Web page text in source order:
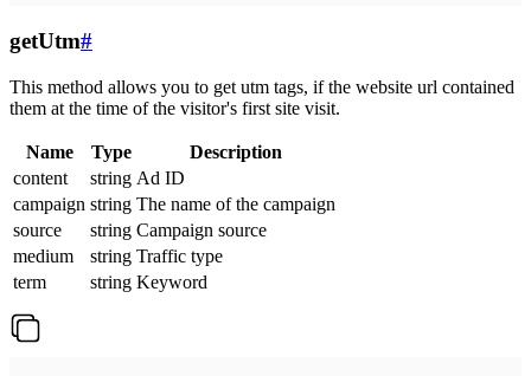
getUtm#
This method allows you to get utm tags, if the website url contained
them at the time of the visitor's first site visit.
Name Type
Description
content
string Ad ID
campaign string The name of the campaign
source
string Campaign source
medium
string Traffic type
term
string Keyword